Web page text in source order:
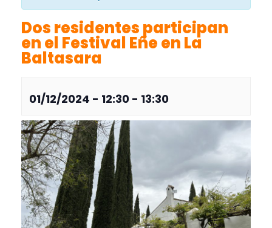
Dos residentes participan
en el Festival Eñe en La
Baltasara
01/12/2024 - 12:30 - 13:30